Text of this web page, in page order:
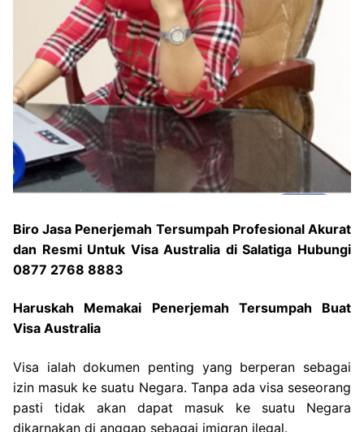
Biro Jasa Penerjemah Tersumpah Profesional Akurat
dan Resmi Untuk Visa Australia di Salatiga Hubungi
0877 2768 8883
Haruskah Memakai Penerjemah Tersumpah Buat
Visa Australia
Visa ialah dokumen penting yang berperan sebagai
izin masuk ke suatu Negara. Tanpa ada visa seseorang
pasti tidak akan dapat masuk ke suatu Negara
dikarnakan di anggap sebagai imigran ilegal.